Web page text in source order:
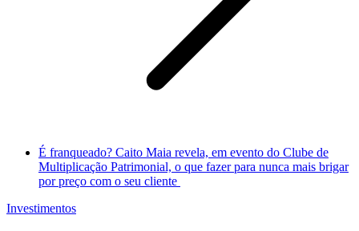
É franqueado? Caito Maia revela, em evento do Clube de
Multiplicação Patrimonial, o que fazer para nunca mais brigar
por preço com o seu cliente
Investimentos